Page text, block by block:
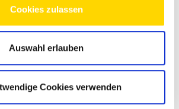
Cookies zulassen
Auswahl erlauben
Cookies verwenden